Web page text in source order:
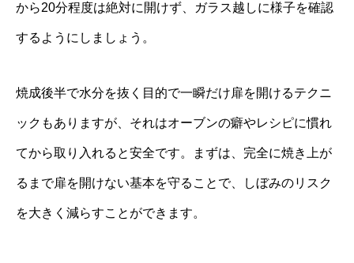
から20分程度は絶対に開けず、ガラス越しに様子を確認
するようにしましょう。
焼成後半で水分を抜く目的で一瞬だけ扉を開けるテクニ
ックもありますが、それはオーブンの癖やレシピに慣れ
てから取り入れると安全です。まずは、完全に焼き上が
るまで扉を開けない基本を守ることで、しぼみのリスク
を大きく減らすことができます。